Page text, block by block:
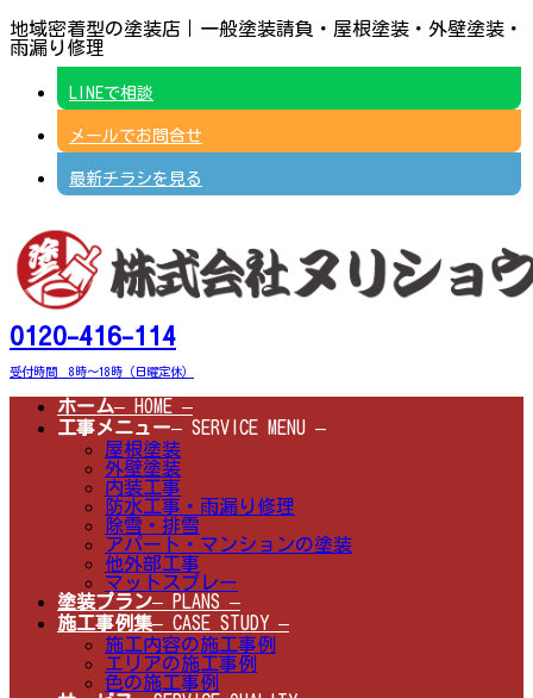
コ
ン
ナ
ビ
地域密着型の塗装店｜一般塗装請負・屋根塗装・外壁塗装・
雨漏り修理
LINEで相談
メールでお問合せ
最新チラシを見る
0120-416-114
受付時間 8時～18時（日曜定休）
ホーム– HOME –
工事メニュー– SERVICE MENU –
屋根塗装
外壁塗装
内装工事
防水工事・雨漏り修理
除雪・排雪
アパート・マンションの塗装
他外部工事
マットスプレー
塗装プラン– PLANS –
施工事例集– CASE STUDY –
施工内容の施工事例
エリアの施工事例
色の施工事例